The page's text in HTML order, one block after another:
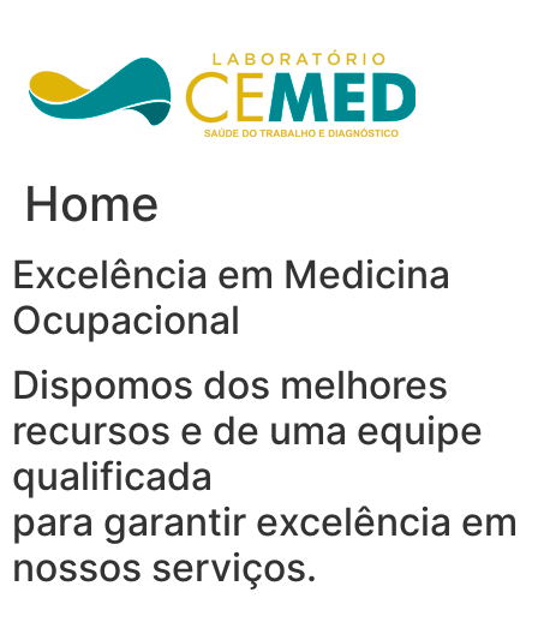
conteúdo
Home
Excelência em Medicina
Ocupacional
Dispomos dos melhores
recursos e de uma equipe
qualificada
para garantir excelência em
nossos serviços.